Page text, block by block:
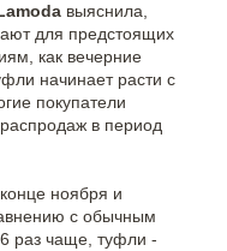
выяснила,
для предстоящих
как вечерние
начинает расти с
покупатели
в период
ноября и
с обычным
раз чаще, туфли -